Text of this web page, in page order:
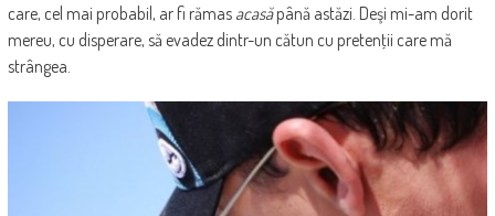
care, cel mai probabil, ar fi rămas acasăpână astăzi. Deşi mi-am dorit
mereu, cu disperare, să evadez dintr-un cătun cu pretenţii care mă
strângea.